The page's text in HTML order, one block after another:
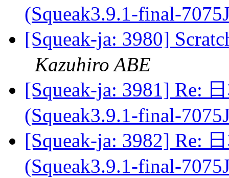
(Squeak3.9.1-final-
[Squeak-ja: 3980]
Kazuhiro ABE
[Squeak-ja: 3981] Re:
(Squeak3.9.1-final-
[Squeak-ja: 3982] Re:
(Squeak3.9.1-final-